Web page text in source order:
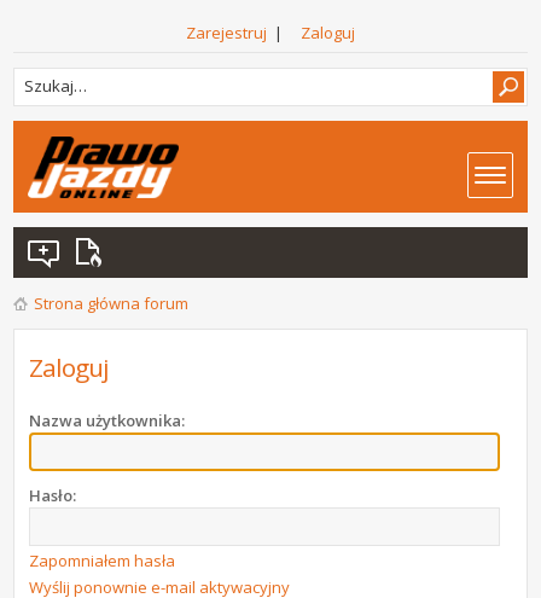
Zarejestruj | Zaloguj
Strona główna forum
Zaloguj
Nazwa użytkownika:
Hasło:
Zapomniałem hasła
Wyślij ponownie e-mail aktywacyjny